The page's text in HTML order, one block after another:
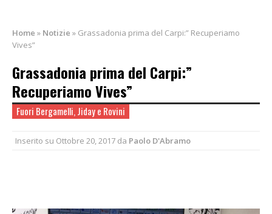
Home » Notizie » Grassadonia prima del Carpi:” Recuperiamo
Vives”
Grassadonia prima del Carpi:”
Recuperiamo Vives”
Fuori Bergamelli, Jiday e Rovini
Inserito su Ottobre 20, 2017 da Paolo D'Abramo